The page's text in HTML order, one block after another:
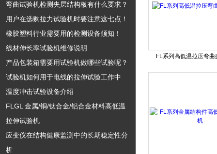
弯曲试验机检测夹层结构板有什么要求？
用户在选购拉力试验机时要注意这七点！
橡胶塑料行业需要用的检测设备须知！
线材伸长率试验机维修说明
产品包装箱需要用试验机做哪些试验呢？
试验机如何用于电线的拉伸试验工作中
温度冲击试验设备介绍
FLGL 金属/铜/钛合金/铝合金材料高低温
拉伸试验机
应变仪在结构健康监测中的长期稳定性分
析
FL系列高低温拉压弯曲